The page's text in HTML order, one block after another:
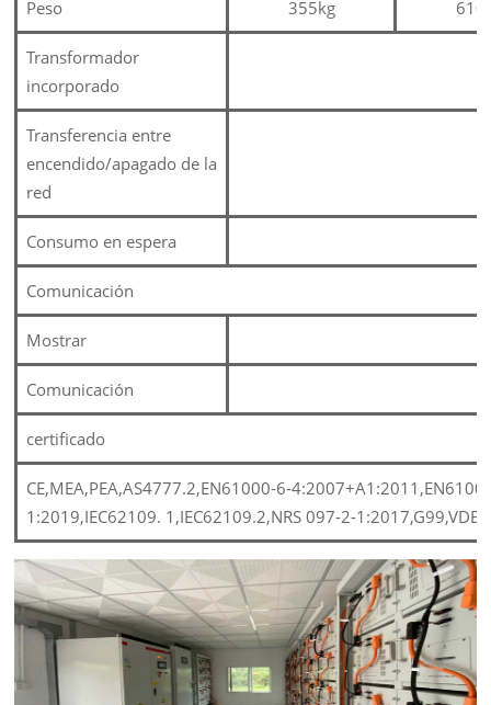
Peso 355kg
Transformador
incorporado
Transferencia entre
encendido/apagado de la
red
Consumo en espera
Comunicación
Mostrar
Comunicación
certificado
CE,MEA,PEA,AS4777.2,EN61000-6-
1:2019,IEC62109. 1,IEC62109.2,NRS 097-2-